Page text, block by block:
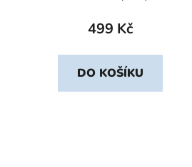
499 Kč
DO KOŠÍKU